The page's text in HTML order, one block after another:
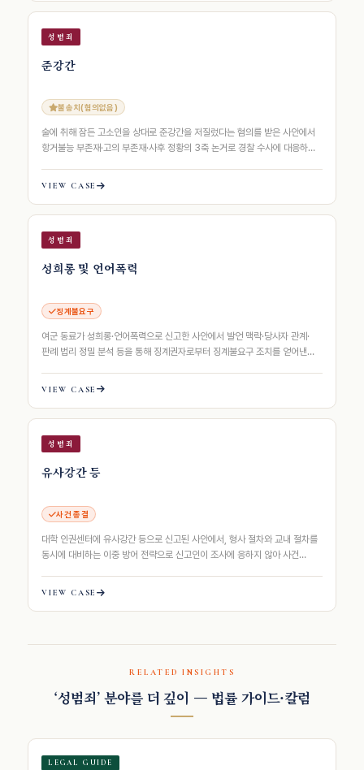
성범죄
준강간
불송치(혐의없음)
술에 취해 잠든 고소인을 상대로 준강간을 저질렀다는 혐의를 받은 사안에서
항거불능 부존재·고의 부존재·사후 정황의 3축 논거로 경찰 수사에 대응하여
VIEW CASE
성범죄
성희롱 및 언어폭력
징계불요구
여군 동료가 성희롱·언어폭력으로 신고한 사안에서 발언 맥락·당사자 관계·
판례 법리 정밀 분석 등을 통해 징계권자로부터 징계불요구 조치를 얻어낸
VIEW CASE
성범죄
유사강간 등
사건 종결
대학 인권센터에 유사강간 등으로 신고된 사안에서, 형사 절차와 교내 절차를
동시에 대비하는 이중 방어 전략으로 신고인이 조사에 응하지 않아 사건
VIEW CASE
RELATED INSIGHTS
‘성범죄’ 분야를 더 깊이 — 법률 가이드·칼럼
LEGAL GUIDE